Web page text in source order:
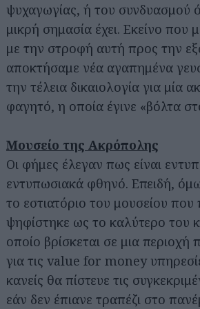
ψυχαγωγίας, ή του συνδυασμού
μικρή σημασία έχει. Εκείνο που
με την στροφή αυτή προς την
αποκτήσαμε νέα αγαπημένα
την τέλεια δικαιολογία για μία
φαγητό, η οποία έγινε «βόλτα
Μουσείο της Ακρόπολης
Οι φήμες έλεγαν πως είναι
εντυπωσιακά φθηνό. Επειδή,
το εστιατόριο του μουσείου
ψηφίστηκε ως το καλύτερο του
οποίο βρίσκεται σε μια περιοχή
για τις value for money
κανείς θα πίστευε τις
εάν δεν έπιανε τραπέζι στο